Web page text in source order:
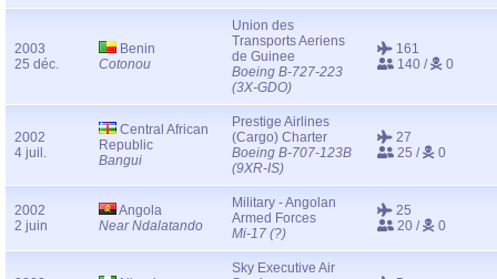
2003
25 déc.
Benin
Cotonou
Union des
Transports Aeriens
de Guinee
Boeing B-727-223
(3X-GDO)
161
140 /
0
2002
4 juil.
Central African
Republic
Bangui
Prestige Airlines
(Cargo) Charter
Boeing B-707-123B
(9XR-IS)
27
25 /
0
2002
2 juin
Angola
Near Ndalatando
Military - Angolan
Armed Forces
Mi-17 (?)
25
20 /
0
Sky Executive Air